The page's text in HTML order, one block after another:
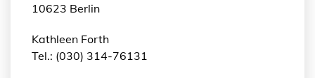
10623 Berlin
Kathleen Forth
Tel.: (030) 314-76131